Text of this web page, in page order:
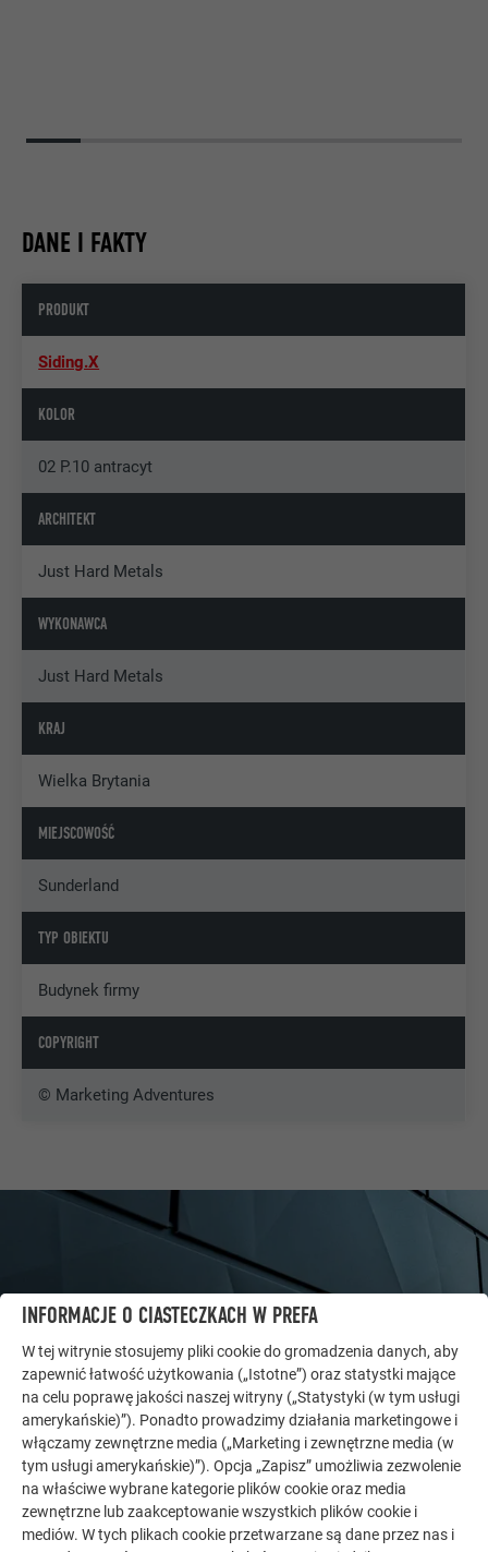
DANE I FAKTY
PRODUKT
Siding.X
KOLOR
02 P.10 antracyt
ARCHITEKT
Just Hard Metals
WYKONAWCA
Just Hard Metals
KRAJ
Wielka Brytania
MIEJSCOWOŚĆ
Sunderland
TYP OBIEKTU
Budynek firmy
COPYRIGHT
© Marketing Adventures
DAJ SIĘ ZAINSPIROWAĆ
DALSZE OBIEKTY
INFORMACJE O CIASTECZKACH W PREFA
W tej witrynie stosujemy pliki cookie do gromadzenia danych, aby
zapewnić łatwość użytkowania („Istotne”) oraz statystki mające
na celu poprawę jakości naszej witryny („Statystyki (w tym usługi
amerykańskie)”). Ponadto prowadzimy działania marketingowe i
włączamy zewnętrzne media („Marketing i zewnętrzne media (w
tym usługi amerykańskie)”). Opcja „Zapisz” umożliwia zezwolenie
na właściwe wybrane kategorie plików cookie oraz media
zewnętrzne lub zaakceptowanie wszystkich plików cookie i
mediów. W tych plikach cookie przetwarzane są dane przez nas i